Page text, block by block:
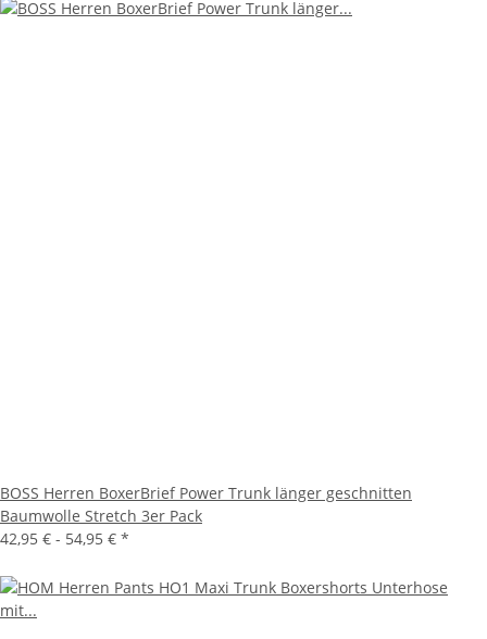
BOSS Herren BoxerBrief Power Trunk länger geschnitten
Baumwolle Stretch 3er Pack
42,95 € - 54,95 € *